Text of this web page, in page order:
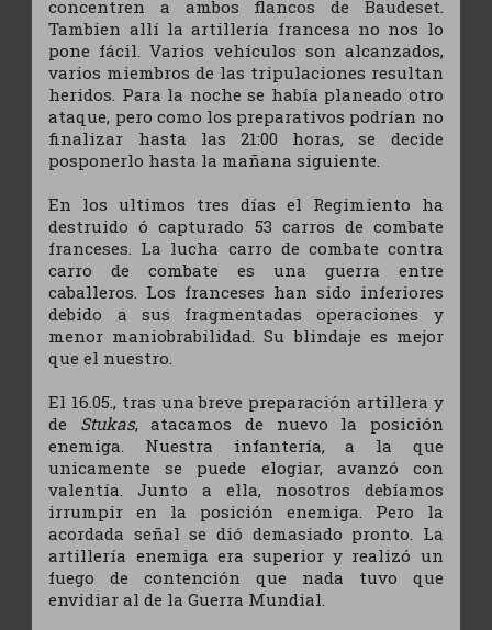
concentren a ambos flancos de Baudeset.
Tambien allí la artillería francesa no nos lo
pone fácil. Varios vehículos son alcanzados,
varios miembros de las tripulaciones resultan
heridos. Para la noche se había planeado otro
ataque, pero como los preparativos podrían no
finalizar hasta las 21:00 horas, se decide
posponerlo hasta la mañana siguiente.
En los ultimos tres días el Regimiento ha
destruido ó capturado 53 carros de combate
franceses. La lucha carro de combate contra
carro de combate es una guerra entre
caballeros. Los franceses han sido inferiores
debido a sus fragmentadas operaciones y
menor maniobrabilidad. Su blindaje es mejor
que el nuestro.
El 16.05., tras una breve preparación artillera y
de Stukas, atacamos de nuevo la posición
enemiga. Nuestra infantería, a la que
unicamente se puede elogiar, avanzó con
valentía. Junto a ella, nosotros debíamos
irrumpir en la posición enemiga. Pero la
acordada señal se dió demasiado pronto. La
artillería enemiga era superior y realizó un
fuego de contención que nada tuvo que
envidiar al de la Guerra Mundial.